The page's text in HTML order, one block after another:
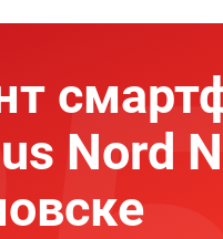
Nord